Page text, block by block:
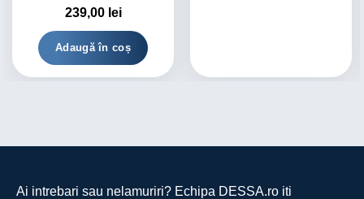
239,00 lei
Adaugă în coș
Ai intrebari sau nelamuriri? Echipa DESSA.ro iti